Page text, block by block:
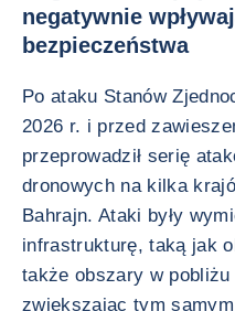
negatywnie
bezpieczeństwa
Po ataku Stanów
2026 r. i przed
przeprowadził serię
dronowych na kilka
Bahrajn. Ataki były
infrastrukturę, taką jak
także obszary w
zwiększając tym